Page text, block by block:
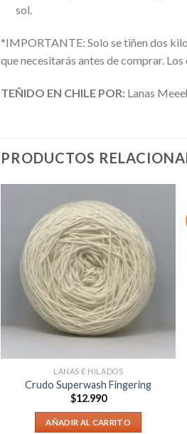
sol.
*IMPORTANTE: Solo se tiñen dos
que necesitarás antes de comprar.
TEÑIDO EN CHILE POR: Lanas
PRODUCTOS
LANAS E HILADOS
Crudo Superwash Fingering
$12.990
AÑADIR AL CARRITO